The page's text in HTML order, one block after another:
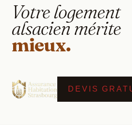
Votre logement
alsacien mérite
mieux.
DEVIS